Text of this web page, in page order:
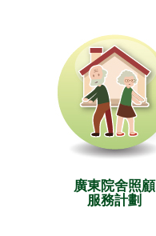
廣東院舍照顧
服務計劃